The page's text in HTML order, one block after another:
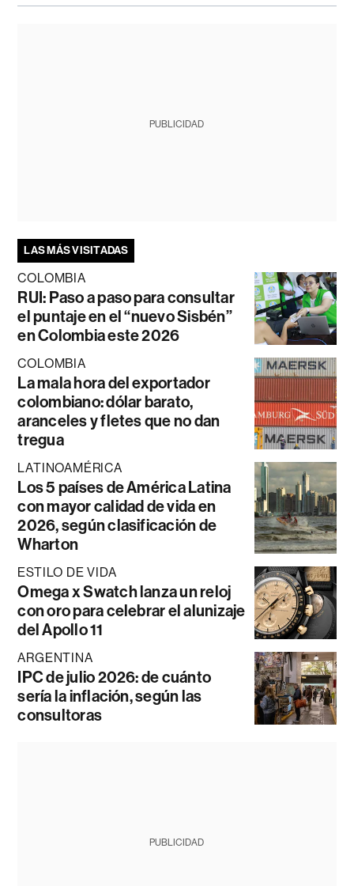
PUBLICIDAD
LAS MÁS VISITADAS
COLOMBIA
RUI: Paso a paso para consultar
el puntaje en el “nuevo Sisbén”
en Colombia este 2026
COLOMBIA
La mala hora del exportador
colombiano: dólar barato,
aranceles y fletes que no dan
tregua
LATINOAMÉRICA
Los 5 países de América Latina
con mayor calidad de vida en
2026, según clasificación de
Wharton
ESTILO DE VIDA
Omega x Swatch lanza un reloj
con oro para celebrar el alunizaje
del Apollo 11
ARGENTINA
IPC de julio 2026: de cuánto
sería la inflación, según las
consultoras
PUBLICIDAD